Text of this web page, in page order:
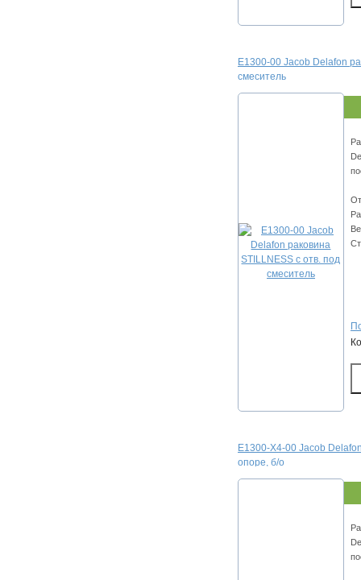
E1300-00 Jacob Delafon
смеситель
E1300-X4-00 Jacob
опоре, б/о